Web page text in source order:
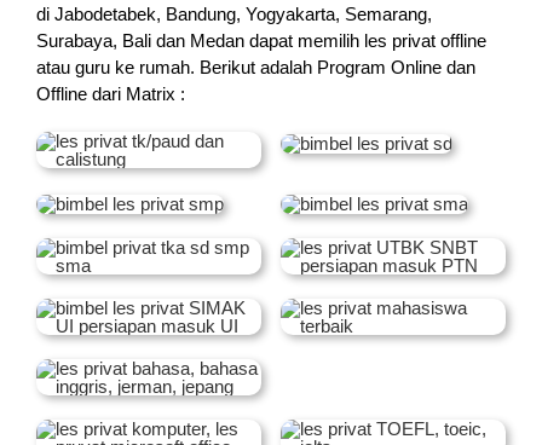
di Jabodetabek, Bandung, Yogyakarta, Semarang,
Surabaya, Bali dan Medan dapat memilih les privat offline
atau guru ke rumah. Berikut adalah Program Online dan
Offline dari Matrix :